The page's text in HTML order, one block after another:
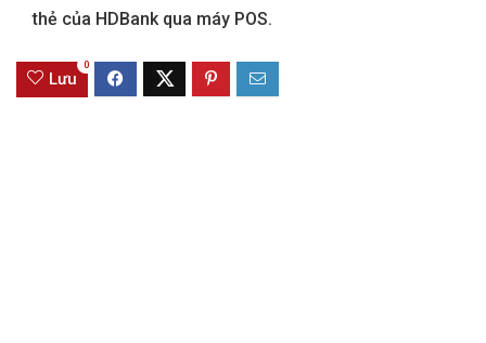
thẻ của HDBank qua máy POS.
Lưu
0